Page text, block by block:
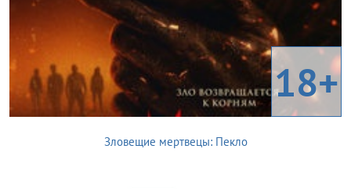
18+
Зловещие мертвецы: Пекло